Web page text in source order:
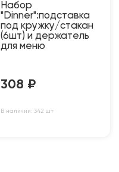
Набор
"Dinner":подставка
под кружку/стакан
(6шт) и держатель
для меню
308 ₽
В наличии: 342 шт